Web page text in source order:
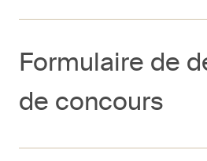
Formulaire de
de concours